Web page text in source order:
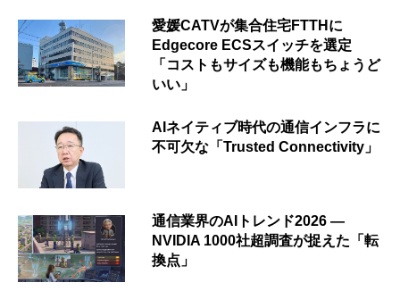
愛媛CATVが集合住宅FTTHに
Edgecore ECSスイッチを選定
「コストもサイズも機能もちょうど
いい」
AIネイティブ時代の通信インフラに
不可欠な「Trusted Connectivity」
通信業界のAIトレンド2026 ―
NVIDIA 1000社超調査が捉えた「転
換点」